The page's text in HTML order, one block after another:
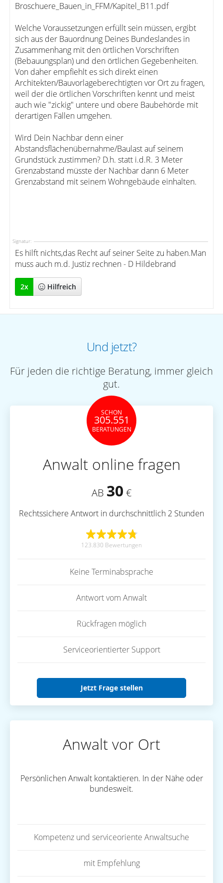
Broschuere_Bauen_in_FFM/Kapitel_B11.pdf
Welche Voraussetzungen erfüllt sein müssen, ergibt
sich aus der Bauordnung Deines Bundeslandes in
Zusammenhang mit den örtlichen Vorschriften
(Bebauungsplan) und den örtlichen Gegebenheiten.
Von daher empfiehlt es sich direkt einen
Architekten/Bauvorlageberechtigten vor Ort zu fragen,
weil der die örtlichen Vorschriften kennt und meist
auch wie "zickig" untere und obere Baubehörde mit
derartigen Fällen umgehen.
Wird Dein Nachbar denn einer
Abstandsflächenübernahme/Baulast auf seinem
Grundstück zustimmen? D.h. statt i.d.R. 3 Meter
Grenzabstand müsste der Nachbar dann 6 Meter
Grenzabstand mit seinem Wohngebäude einhalten.
Signatur:
Es hilft nichts,das Recht auf seiner Seite zu haben.Man
muss auch m.d. Justiz rechnen - D Hildebrand
2x Hilfreich
Und jetzt?
Für jeden die richtige Beratung, immer gleich
gut.
SCHON
305.551
BERATUNGEN
Anwalt online fragen
AB 30 €
Rechtssichere Antwort in durchschnittlich 2 Stunden
123.830 Bewertungen
Keine Terminabsprache
Antwort vom Anwalt
Rückfragen möglich
Serviceorientierter Support
Jetzt Frage stellen
Anwalt vor Ort
Persönlichen Anwalt kontaktieren. In der Nähe oder
bundesweit.
Kompetenz und serviceoriente Anwaltsuche
mit Empfehlung